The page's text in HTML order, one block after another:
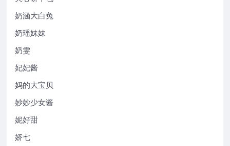
奶涵大白兔
奶瑶妹妹
奶雯
妃妃酱
妈的大宝贝
妙妙少女酱
妮好甜
娇七